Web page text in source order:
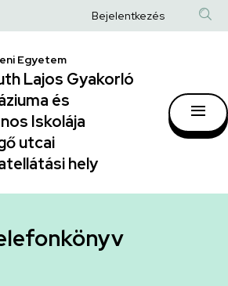
Anonim
fiók
Bejelentkezés
Egyetem
Lajos Gyakorló
és
Iskolája
utcai
hely